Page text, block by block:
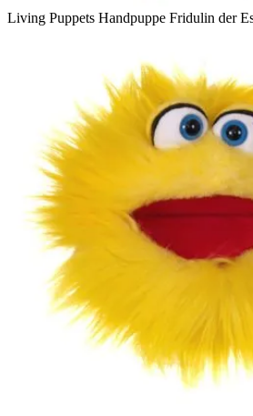
Living Puppets Handpuppe Fridulin der